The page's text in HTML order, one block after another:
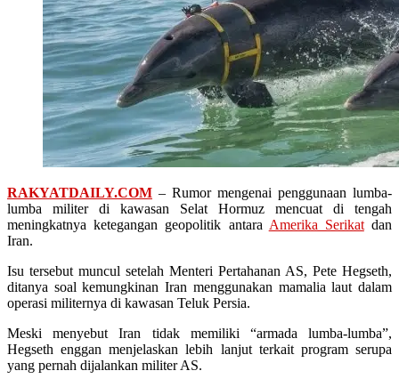
RAKYATDAILY.COM – Rumor mengenai penggunaan lumba-
lumba militer di kawasan Selat Hormuz mencuat di tengah
meningkatnya ketegangan geopolitik antara Amerika Serikatdan
Iran.
Isu tersebut muncul setelah Menteri Pertahanan AS, Pete Hegseth,
ditanya soal kemungkinan Iran menggunakan mamalia laut dalam
operasi militernya di kawasan Teluk Persia.
Meski menyebut Iran tidak memiliki “armada lumba-lumba”,
Hegseth enggan menjelaskan lebih lanjut terkait program serupa
yang pernah dijalankan militer AS.